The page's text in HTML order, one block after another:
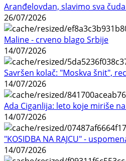
Aranđelovdan, slavimo sva
26/07/2026
Maline - crveno blago Srbije
14/07/2026
Savršen kolač: "Moskva šnit",
14/07/2026
Ada Ciganlija: leto koje miriše
14/07/2026
"KOSIDBA NA RAJCU" -
14/07/2026